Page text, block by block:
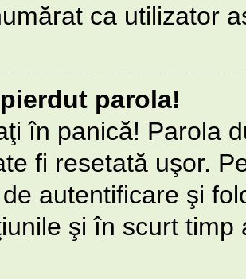
ca utilizator
parola!
în panică! Parola
fi resetată uşor.
autentificare şi
şi în scurt